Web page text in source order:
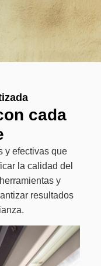
cada
y efectivas que
la calidad del
y
resultados